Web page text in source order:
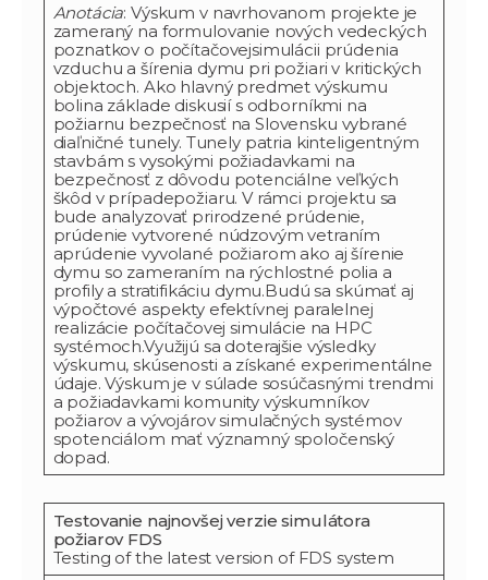
Anotácia: Výskum v navrhovanom projekte je
zameraný na formulovanie nových vedeckých
poznatkov o počítačovejsimulácii prúdenia
vzduchu a šírenia dymu pri požiari v kritických
objektoch. Ako hlavný predmet výskumu
bolina základe diskusií s odborníkmi na
požiarnu bezpečnosť na Slovensku vybrané
diaľničné tunely. Tunely patria kinteligentným
stavbám s vysokými požiadavkami na
bezpečnosť z dôvodu potenciálne veľkých
škôd v prípadepožiaru. V rámci projektu sa
bude analyzovať prirodzené prúdenie,
prúdenie vytvorené núdzovým vetraním
aprúdenie vyvolané požiarom ako aj šírenie
dymu so zameraním na rýchlostné polia a
profily a stratifikáciu dymu.Budú sa skúmať aj
výpočtové aspekty efektívnej paralelnej
realizácie počítačovej simulácie na HPC
systémoch.Využijú sa doterajšie výsledky
výskumu, skúsenosti a získané experimentálne
údaje. Výskum je v súlade sosúčasnými trendmi
a požiadavkami komunity výskumníkov
požiarov a vývojárov simulačných systémov
spotenciálom mať významný spoločenský
dopad.
Testovanie najnovšej verzie simulátora
požiarov FDS
Testing of the latest version of FDS system